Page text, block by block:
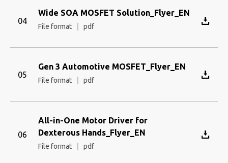
Wide SOA MOSFET Solution_Flyer_EN
File format pdf
Gen 3 Automotive MOSFET_Flyer_EN
File format pdf
All-in-One Motor Driver for
Dexterous Hands_Flyer_EN
File format pdf